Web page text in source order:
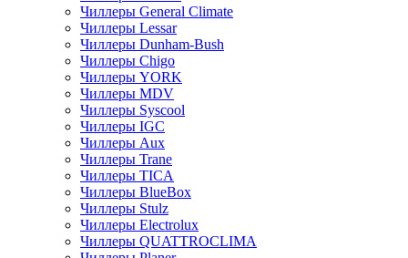
Чиллеры General Climate
Чиллеры Lessar
Чиллеры Dunham-Bush
Чиллеры Chigo
Чиллеры YORK
Чиллеры MDV
Чиллеры Syscool
Чиллеры IGC
Чиллеры Aux
Чиллеры Trane
Чиллеры TICA
Чиллеры BlueBox
Чиллеры Stulz
Чиллеры Electrolux
Чиллеры QUATTROCLIMA